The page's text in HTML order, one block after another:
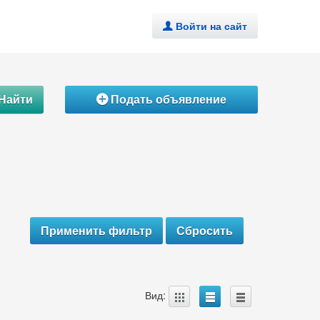
. Войти на сайт
ÁПодать объявление
Вид: A B C